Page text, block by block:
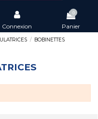
Connexion
0
Panier
BOBINETTES